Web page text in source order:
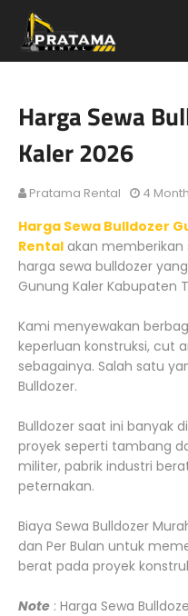
Harga Sewa
Kaler 2026
Pratama Rental 4
Harga Sewa Bulldozer
Rental akan memberikan
harga sewa bulldozer
Gunung Kaler Kabupaten
Kami menyewakan
keperluan konstruksi, cut
sebagainya. Salah satu
Bulldozer.
Bulldozer saat ini banyak
proyek seperti tambang
militer, pabrik industri
peternakan.
Biaya Sewa Bulldozer
dan Per Bulan untuk
berat pada proyek
Note : Harga Sewa